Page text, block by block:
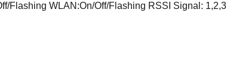
Flashing WLAN:On/Off/Flashing RSSI Signal: 1,2,3